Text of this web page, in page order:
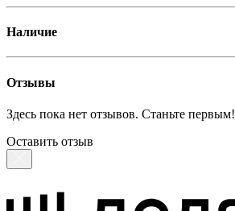
Наличие
Отзывы
Здесь пока нет отзывов. Станьте первым!
Оставить отзыв